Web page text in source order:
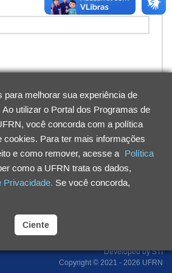
para melhorar sua experiência de
Ao utilizar o Portal dos Programas de
você concorda com a política
cookies. Para ter mais informações
e como remover, acesse a Política
como a UFRN trata os dados,
Privacidade. Se você concorda,
Ciente
Clear
Resolutions
Curricular structure
Grande do Norte
Nova
Developed bySTI
Copyright © 2021 - 2026 UFRN